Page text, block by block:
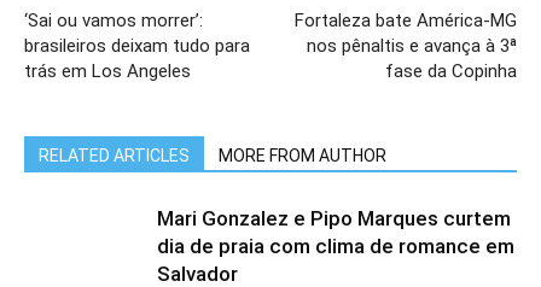
‘Sai ou vamos morrer’:
brasileiros deixam tudo para
trás em Los Angeles
Fortaleza bate América-MG
nos pênaltis e avança à 3ª
fase da Copinha
RELATED ARTICLES MORE FROM AUTHOR
Mari Gonzalez e Pipo Marques curtem
dia de praia com clima de romance em
Salvador